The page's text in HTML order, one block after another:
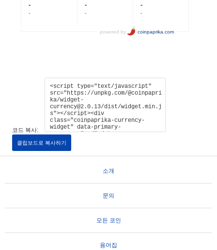
코드 복사:
클립보드로 복사하기
소개
문의
모든 코인
용어집